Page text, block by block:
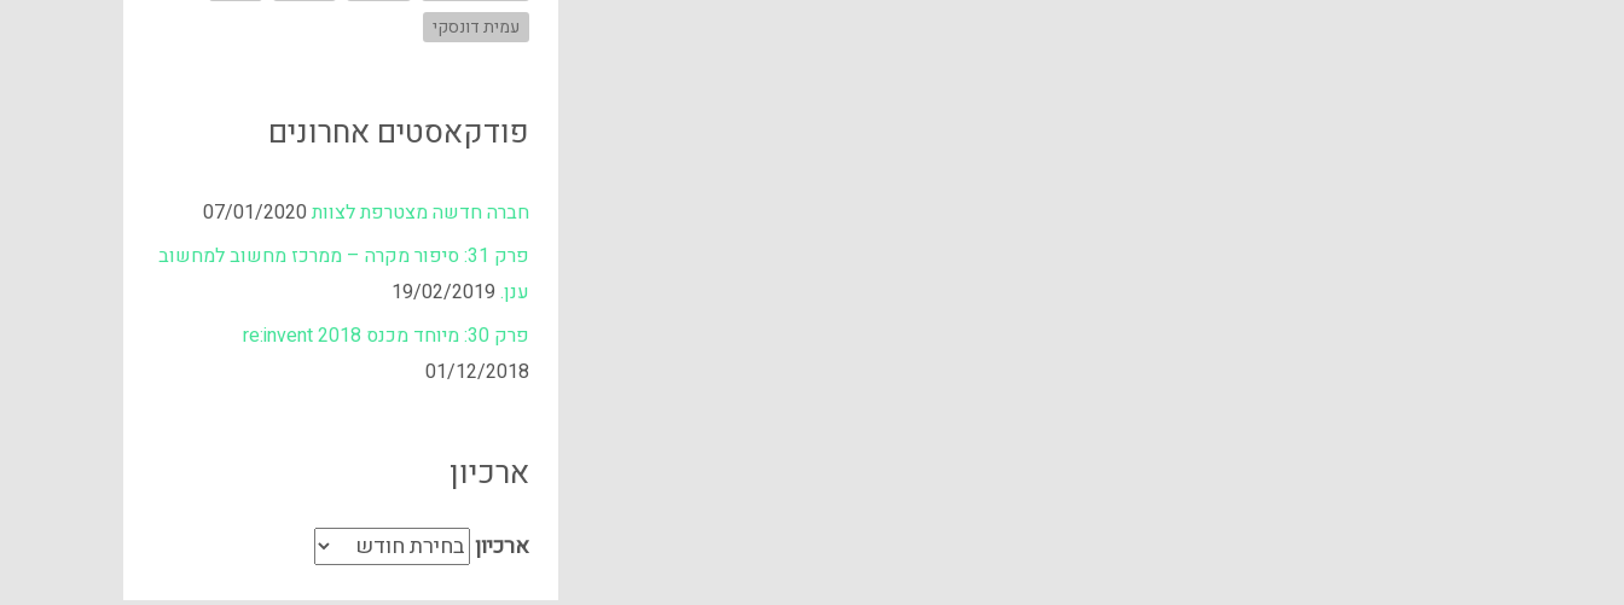
עמית דונסקי
פודקאסטים אחרונים
חברה חדשה מצטרפת לצוות07/01/2020
פרק 31: סיפור מקרה – ממרכז מחשוב למחשוב
ענן. 19/02/2019
פרק 30: מיוחד מכנס re:invent 2018
01/12/2018
ארכיון
ארכיון